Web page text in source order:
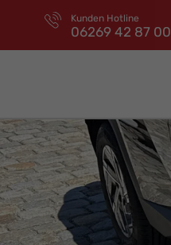
Kunden Hotline
06269 42 87 00